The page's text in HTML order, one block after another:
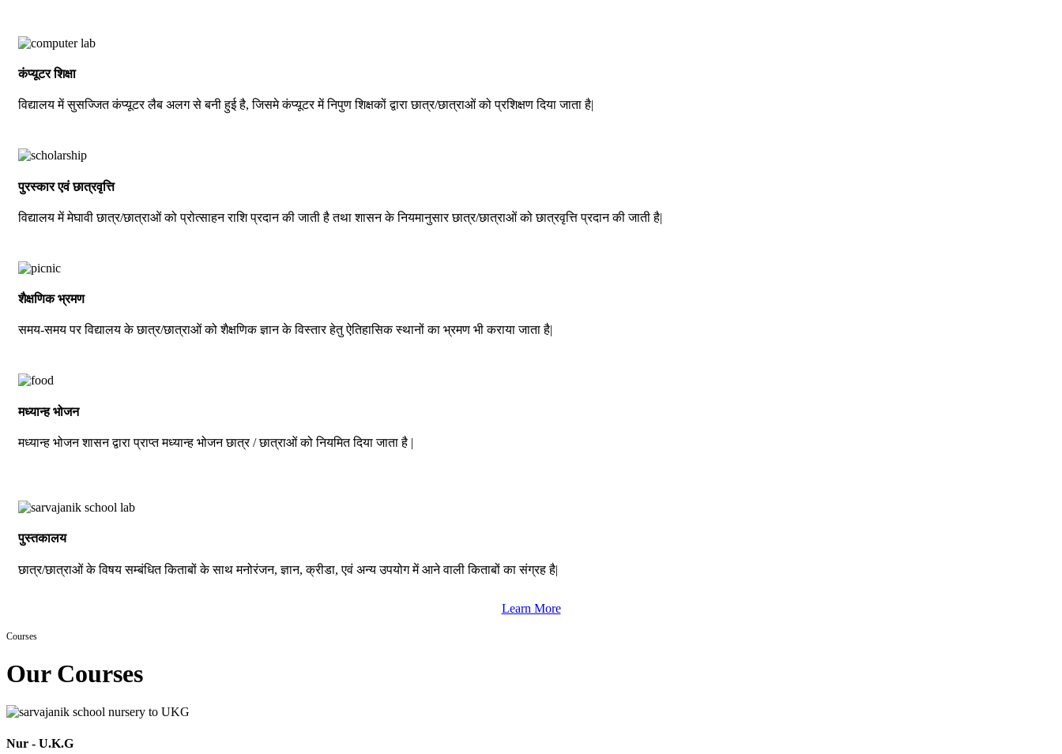
कंप्यूटर शिक्षा
विद्यालय में सुसज्जित कंप्यूटर लैब अलग से बनी हुई है, जिसमे कंप्यूटर में निपुण शिक्षकों द्वारा छात्र/छात्राओं को प्रशिक्षण दिया जाता है|
पुरस्कार एवं छात्रवृत्ति
विद्यालय में मेघावी छात्र/छात्राओं को प्रोत्साहन राशि प्रदान की जाती है तथा शासन के नियमानुसार छात्र/छात्राओं को छात्रवृत्ति प्रदान की जाती है|
शैक्षणिक भ्रमण
समय-समय पर विद्यालय के छात्र/छात्राओं को शैक्षणिक ज्ञान के विस्तार हेतु ऐतिहासिक स्थानों का भ्रमण भी कराया जाता है|
मध्यान्ह भोजन
मध्यान्ह भोजन शासन द्वारा प्राप्त मध्यान्ह भोजन छात्र / छात्राओं को नियमित दिया जाता है |
पुस्तकालय
छात्र/छात्राओं के विषय सम्बंधित किताबों के साथ मनोरंजन, ज्ञान, क्रीडा, एवं अन्य उपयोग में आने वाली किताबों का संग्रह है|
Learn More
Courses
Our Courses
Nur - U.K.G